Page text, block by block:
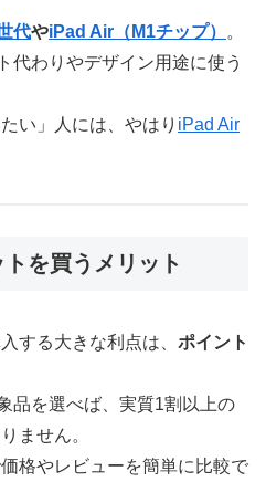
代やiPad Air（M1チップ）
。
代わりやデザイン用途に使う
い」人には、やはり iPad Air
を買うメリット
する大きな利点は、 ポイント
品を選べば、実質1割以上の
ません。
格やレビューを簡単に比較で